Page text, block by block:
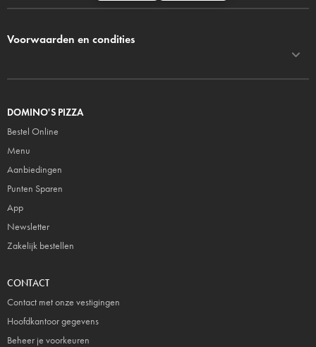
Voorwaarden en condities
DOMINO'S PIZZA
Bestel Online
Menu
Aanbiedingen
Punten Sparen
App
Newsletter
Zakelijk bestellen
CONTACT
Contact met onze vestigingen
Hoofdkantoor gegevens
Beheer je voorkeuren